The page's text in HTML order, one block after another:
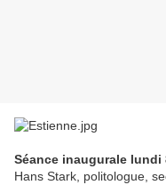
Séance inaugurale lundi
Hans Stark, politologue,